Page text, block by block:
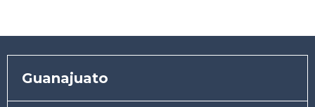
Guanajuato